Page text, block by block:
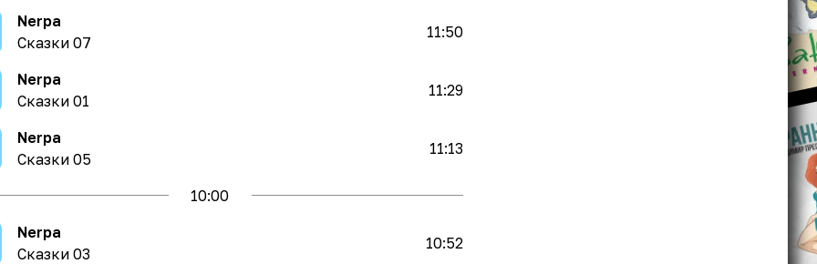
Nerpa
Сказки 07
11:50
Nerpa
Сказки 01
11:29
Nerpa
Сказки 05
11:13
10:00
Nerpa
Сказки 03
10:52